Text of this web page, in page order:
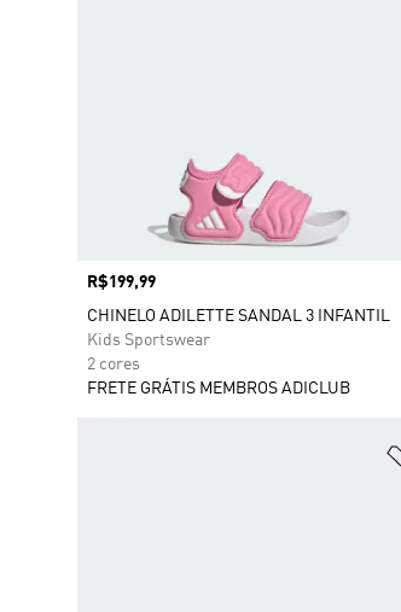
Preço
R$199,99
CHINELO ADILETTE SANDAL 3 INFANTIL
Kids Sportswear
2 cores
FRETE GRÁTIS MEMBROS ADICLUB